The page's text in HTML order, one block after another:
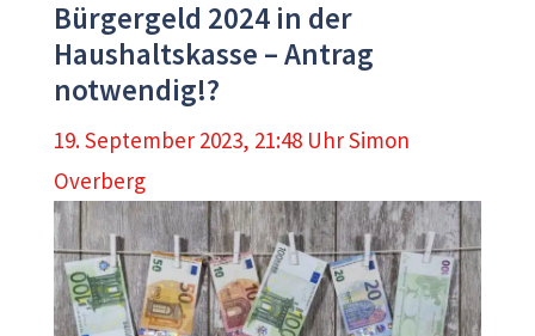
Bürgergeld 2024 in der
Haushaltskasse – Antrag
notwendig!?
19. September 2023, 21:48 UhrSimon
Overberg